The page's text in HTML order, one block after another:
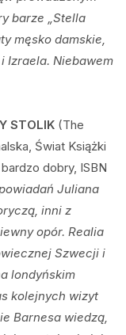
barze „Stella
męsko damskie,
Izraela. Niebawem
STOLIK (The
Świat Książki
dobry, ISBN
Juliana
inni z
opór. Realia
Szwecji i
londyńskim
kolejnych wizyt
Barnesa wiedzą,